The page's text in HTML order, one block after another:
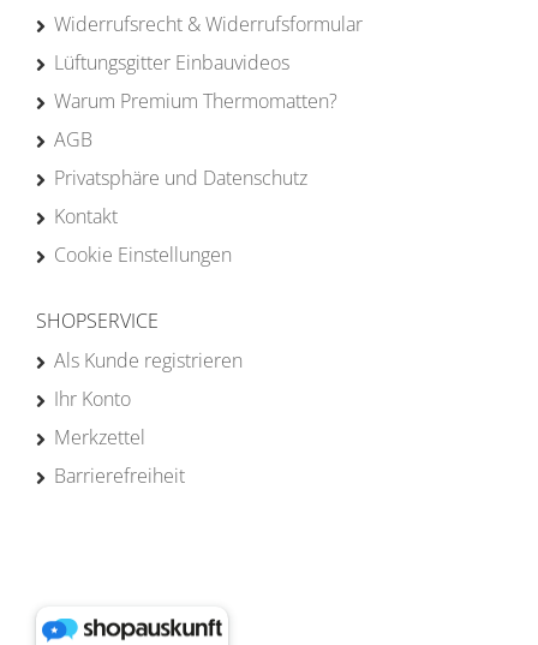
Widerrufsrecht & Widerrufsformular
Lüftungsgitter Einbauvideos
Warum Premium Thermomatten?
AGB
Privatsphäre und Datenschutz
Kontakt
Cookie Einstellungen
SHOPSERVICE
Als Kunde registrieren
Ihr Konto
Merkzettel
Barrierefreiheit